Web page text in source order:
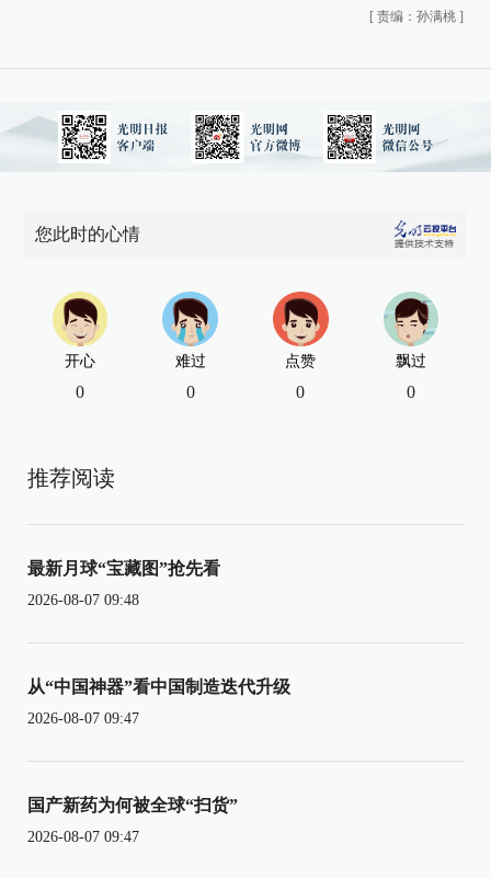
[ 责编：孙满桃 ]
您此时的心情
开心
0
难过
0
点赞
0
飘过
0
推荐阅读
最新月球“宝藏图”抢先看
2026-08-07 09:48
从“中国神器”看中国制造迭代升级
2026-08-07 09:47
国产新药为何被全球“扫货”
2026-08-07 09:47